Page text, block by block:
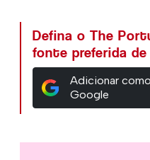
Defina o The
fonte preferida
Adicionar
Google